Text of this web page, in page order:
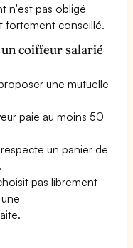
n'est pas obligé
fortement conseillé.
coiffeur salarié
une mutuelle
paie au moins 50
un panier de
pas librement